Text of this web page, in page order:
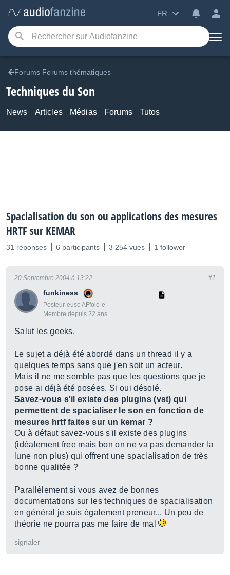
FR
Forums Forums thématiques
Techniques du Son
News Articles Médias Forums Tutos
Spacialisation du son ou applications des mesures
HRTF sur KEMAR
31 réponses 6 participants 3 254 vues 1 follower
funkiness
Posteur·euse AFfolé·e
Membre depuis 22 ans
20 Septembre 2004 à 13:22 #1
Salut les geeks,
Le sujet a déjà été abordé dans un thread il y a
quelques temps sans que j'en soit un acteur.
Mais il ne me semble pas que les questions que je
pose ai déjà été posées. Si oui désolé.
Savez-vous s'il existe des plugins (vst) qui
permettent de spacialiser le son en fonction de
mesures hrtf faites sur un kemar ?
Ou à défaut savez-vous s'il existe des plugins
(idéalement free mais bon on ne va pas demander la
lune non plus) qui offrent une spacialisation de très
bonne qualitée ?
Parallèlement si vous avez de bonnes
documentations sur les techniques de spacialisation
en général je suis également preneur... Un peu de
théorie ne pourra pas me faire de mal
signaler